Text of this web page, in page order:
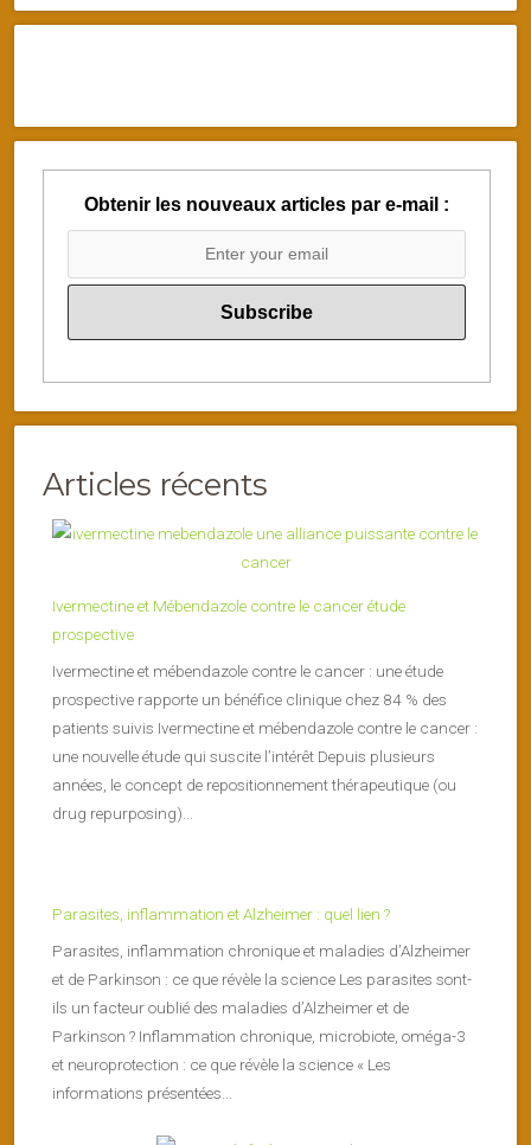
Obtenir les nouveaux articles par e-mail :
Articles récents
Ivermectine et Mébendazole contre le cancer étude
prospective
Ivermectine et mébendazole contre le cancer : une étude
prospective rapporte un bénéfice clinique chez 84 % des
patients suivis Ivermectine et mébendazole contre le cancer :
une nouvelle étude qui suscite l’intérêt Depuis plusieurs
années, le concept de repositionnement thérapeutique (ou
drug repurposing)...
Parasites, inflammation et Alzheimer : quel lien ?
Parasites, inflammation chronique et maladies d’Alzheimer
et de Parkinson : ce que révèle la science Les parasites sont-
ils un facteur oublié des maladies d’Alzheimer et de
Parkinson ? Inflammation chronique, microbiote, oméga-3
et neuroprotection : ce que révèle la science « Les
informations présentées...